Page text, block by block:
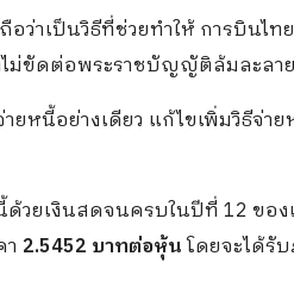
าเป็นวิธีที่ช่วยทำให้ การบินไท
ไม่ขัดต่อพระราชบัญญัติล้มละลา
หนี้อย่างเดียว แก้ไขเพิ่มวิธีจ่า
ด้วยเงินสดจนครบในปีที่ 12 ขอ
2.5452 บาทต่อหุ้นโดยจะได้รั